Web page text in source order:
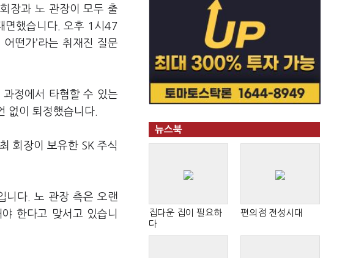
장과 노 관장이 모두 출
면했습니다. 오후 1시47
어떤가’라는 취재진 질문
과정에서 타협할 수 있는
없이 퇴정했습니다.
회장이 보유한 SK 주식
니다. 노 관장 측은 오랜
한다고 맞서고 있습니
뉴스북
집다운 집이 필요하
다
편의점 전성시대